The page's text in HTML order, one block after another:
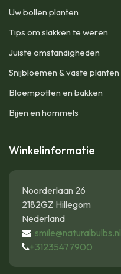
Uw bollen planten
Tips om slakken te weren
Juiste omstandigheden
Snijbloemen & vaste planten
Bloempotten en bakken
Bijen en hommels
Winkelinformatie
Noorderlaan 26
2182GZ Hillegom
Nederland
smile@naturalbulbs.nl
+31235477900